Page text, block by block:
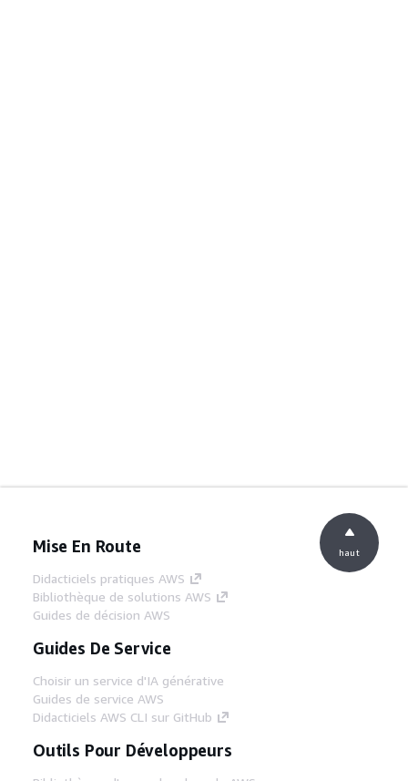
Mise En Route
Didacticiels pratiques AWS
Bibliothèque de solutions AWS
Guides de décision AWS
Guides De Service
Choisir un service d'IA générative
Guides de service AWS
Didacticiels AWS CLI sur GitHub
Outils Pour Développeurs
haut